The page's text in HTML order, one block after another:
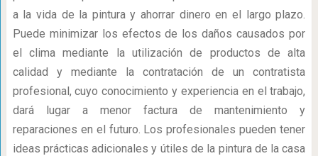
a la vida de la pintura y ahorrar dinero en el largo plazo.
Puede minimizar los efectos de los daños causados ​​por
el clima mediante la utilización de productos de alta
calidad y mediante la contratación de un contratista
profesional, cuyo conocimiento y experiencia en el trabajo,
dará lugar a menor factura de mantenimiento y
reparaciones en el futuro. Los profesionales pueden tener
ideas prácticas adicionales y útiles de la pintura de la casa